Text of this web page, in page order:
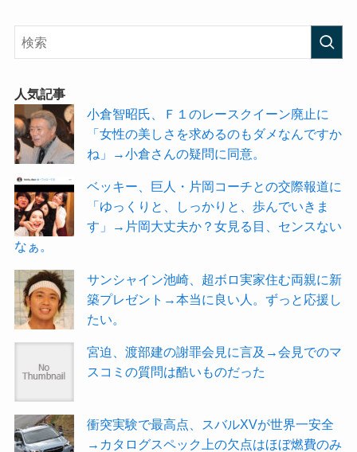
人気記事
小倉智昭氏、Ｆ１のレースクイーン廃止に
「女性の美しさを求めるのもダメなんですか
ね」→小倉さんの疑問に同意。
ベッキー、巨人・片岡コーチとの交際報道に
「ゆっくりと、しっかりと、歩んでいきま
す」→片岡大丈夫か？女見る目、センスない
なぁ。
サンシャイン池崎、超ボロ実家住む両親に新
築プレゼント→本当に良い人。ずっと応援し
たい。
宮迫、渡部建の謝罪会見に言及→会見でのマ
スコミの質問は酷いものだった
衝突実験で最高点、スバルXVが世界一安全
→カタログスペック上の欠点はほぼ燃費のみ